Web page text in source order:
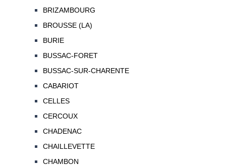
BRIZAMBOURG
BROUSSE (LA)
BURIE
BUSSAC-FORET
BUSSAC-SUR-CHARENTE
CABARIOT
CELLES
CERCOUX
CHADENAC
CHAILLEVETTE
CHAMBON